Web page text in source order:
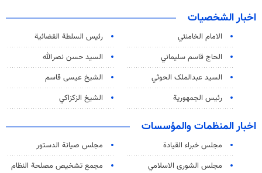
اخبار الشخصيات
الامام الخامنئي
رئیس السلطة القضائیة
الحاج قاسم سليماني
السيد حسن نصرالله
السید عبدالملک الحوثي
الشيخ عيسى قاسم
رئيس الجمهورية
الشيخ الزكزاكي
اخبار المنظمات والمؤسسات
مجلس خبراء القيادة
مجلس صيانة الدستور
مجلس الشورى الاسلامي
مجمع تشخيص مصلحة النظام